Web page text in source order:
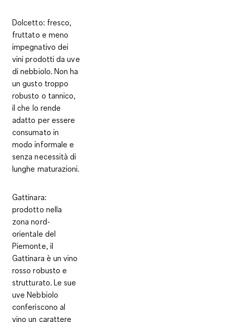
Dolcetto: fresco,
fruttato e meno
impegnativo dei
vini prodotti da uve
di nebbiolo. Non ha
un gusto troppo
robusto o tannico,
il che lo rende
adatto per essere
consumato in
modo informale e
senza necessità di
lunghe maturazioni.
Gattinara:
prodotto nella
zona nord-
orientale del
Piemonte, il
Gattinara è un vino
rosso robusto e
strutturato. Le sue
uve Nebbiolo
conferiscono al
vino un carattere